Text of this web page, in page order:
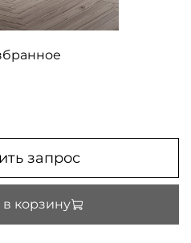
запрос
корзину